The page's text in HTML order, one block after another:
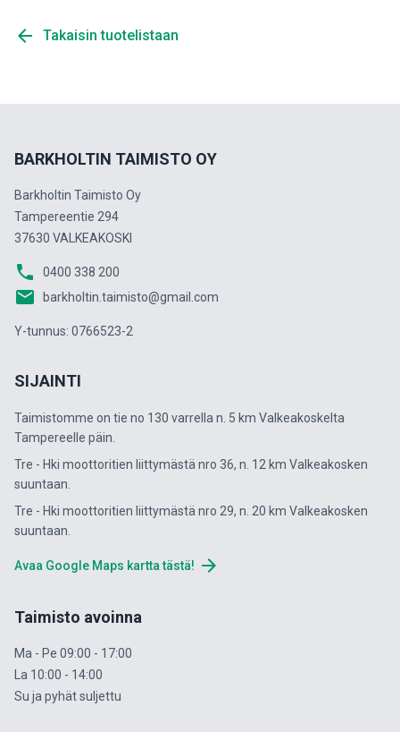
arrow_back Takaisin tuotelistaan
BARKHOLTIN TAIMISTO OY
Barkholtin Taimisto Oy
Tampereentie 294
37630 VALKEAKOSKI
phone 0400 338 200
email barkholtin.taimisto@gmail.com
Y-tunnus: 0766523-2
SIJAINTI
Taimistomme on tie no 130 varrella n. 5 km Valkeakoskelta
Tampereelle päin.
Tre - Hki moottoritien liittymästä nro 36, n. 12 km Valkeakosken
suuntaan.
Tre - Hki moottoritien liittymästä nro 29, n. 20 km Valkeakosken
suuntaan.
Avaa Google Maps kartta tästä! arrow_forward
Taimisto avoinna
Ma - Pe 09:00 - 17:00
La 10:00 - 14:00
Su ja pyhät suljettu